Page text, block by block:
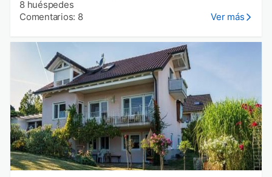
8 huéspedes
Comentarios: 8
Ver más